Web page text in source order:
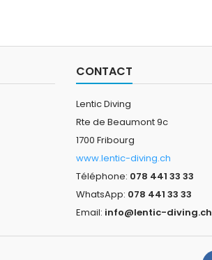
CONTACT
Lentic Diving
Rte de Beaumont 9c
1700 Fribourg
www.lentic-diving.ch
Téléphone: 078 441 33 33
WhatsApp: 078 441 33 33
Email: info@lentic-diving.ch